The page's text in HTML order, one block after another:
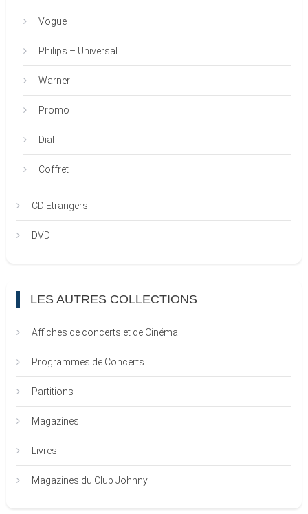
Vogue
Philips – Universal
Warner
Promo
Dial
Coffret
CD Etrangers
DVD
LES AUTRES COLLECTIONS
Affiches de concerts et de Cinéma
Programmes de Concerts
Partitions
Magazines
Livres
Magazines du Club Johnny